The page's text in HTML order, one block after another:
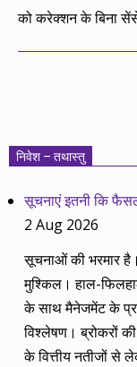
को करेक्शन के बिना
निवेश – तथास्तु
सूचनाएं इतनी कि
2 Aug 2026
सूचनाओं की भरमार
मुश्किल। हाल-
के साथ मैनेजमेंट के
विश्लेषण। ब्रोकरों
के वित्तीय नतीजों से